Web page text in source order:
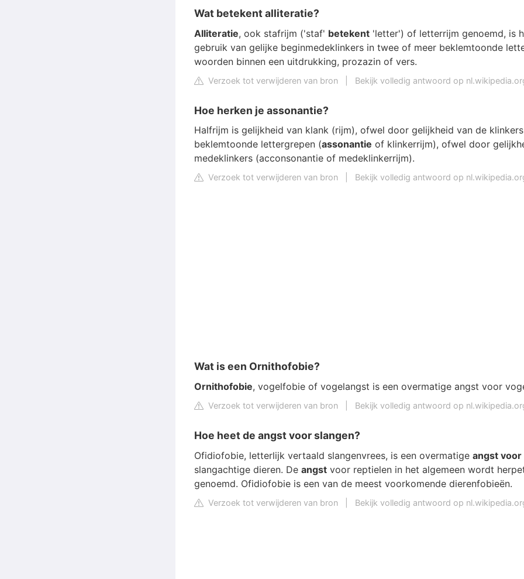
Wat betekent alliteratie?
Alliteratie, ook stafrijm ('staf' betekent 'letter') of letterrijm genoemd, is
gebruik van gelijke beginmedeklinkers in twee of meer beklemtoonde
woorden binnen een uitdrukking, prozazin of vers.
Verzoek tot verwijderen van bron Bekijk volledig antwoord op
Hoe herken je assonantie?
Halfrijm is gelijkheid van klank (rijm), ofwel door gelijkheid van de
beklemtoonde lettergrepen (assonantie of klinkerrijm), ofwel door
medeklinkers (acconsonantie of medeklinkerrijm).
Verzoek tot verwijderen van bron Bekijk volledig antwoord op
Wat is een Ornithofobie?
Ornithofobie, vogelfobie of vogelangst is een overmatige angst voor
Verzoek tot verwijderen van bron Bekijk volledig antwoord op
Hoe heet de angst voor slangen?
Ofidiofobie, letterlijk vertaald slangenvrees, is een overmatige angst voor
slangachtige dieren. De angst voor reptielen in het algemeen wordt
genoemd. Ofidiofobie is een van de meest voorkomende dierenfobieën.
Verzoek tot verwijderen van bron Bekijk volledig antwoord op